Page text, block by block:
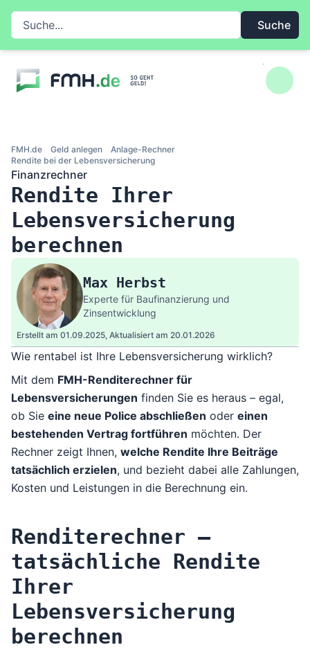
Zum Inhalt springen
Suche auf FMH.de
Suche
FMH.de Geld anlegen
Anlage-Rechner
Rendite bei der Lebensversicherung
Finanzrechner
Rendite Ihrer
Lebensversicherung
berechnen
Max Herbst
Experte für Baufinanzierung und
Zinsentwicklung
Erstellt am 01.09.2025, Aktualisiert am 20.01.2026
Wie rentabel ist Ihre Lebensversicherung wirklich?
Mit dem FMH-Renditerechner für
Lebensversicherungen finden Sie es heraus – egal,
ob Sie eine neue Police abschließen oder einen
bestehenden Vertrag fortführen möchten. Der
Rechner zeigt Ihnen, welche Rendite Ihre Beiträge
tatsächlich erzielen, und bezieht dabei alle Zahlungen,
Kosten und Leistungen in die Berechnung ein.
Renditerechner –
tatsächliche Rendite
Ihrer
Lebensversicherung
berechnen